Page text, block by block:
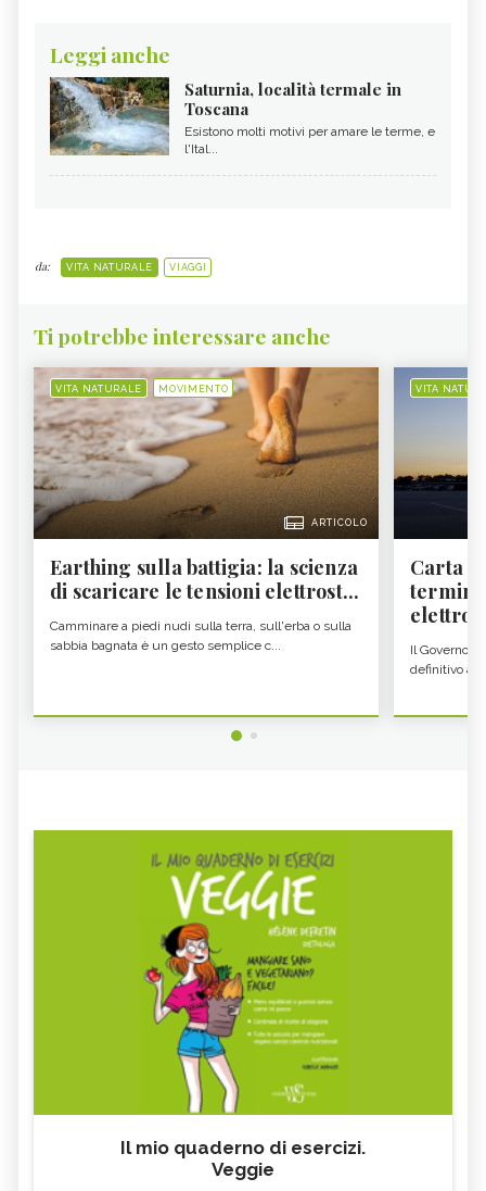
Leggi anche
Saturnia, località termale in
Toscana
Esistono molti motivi per amare le terme, e
l'Ital...
da: VITA NATURALE VIAGGI
Ti potrebbe interessare anche
VITA NATURALE MOVIMENTO
ARTICOLO
Earthing sulla battigia: la scienza
di scaricare le tensioni elettrost...
Camminare a piedi nudi sulla terra, sull'erba o sulla
sabbia bagnata è un gesto semplice c...
VITA
Carta
Il Governo
definitivo
Il mio quaderno di esercizi.
Veggie